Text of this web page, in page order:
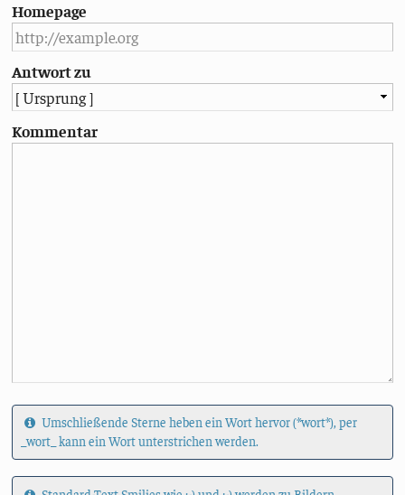
Homepage
Antwort zu
Kommentar
Umschließende Sterne heben ein Wort hervor (*wort*), per
_wort_ kann ein Wort unterstrichen werden.